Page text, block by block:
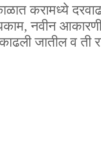
करामध्ये
नवीन
जातील व